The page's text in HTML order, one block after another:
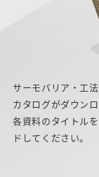
サーモバリア・工
カタログがダウン
各資料のタイトル
ドしてください。